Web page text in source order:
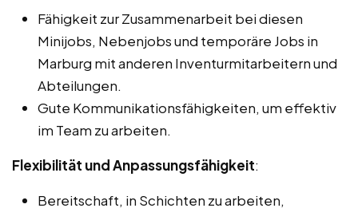
Fähigkeit zur Zusammenarbeit bei diesen
Minijobs, Nebenjobs und temporäre Jobs in
Marburg mit anderen Inventurmitarbeitern und
Abteilungen.
Gute Kommunikationsfähigkeiten, um effektiv
im Team zu arbeiten.
Flexibilität und Anpassungsfähigkeit:
Bereitschaft, in Schichten zu arbeiten,